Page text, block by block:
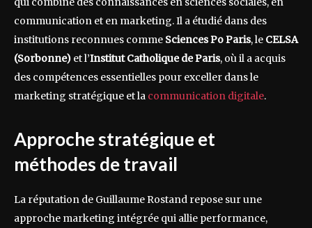
communication et en marketing. Il a étudié dans des
institutions reconnues comme Sciences Po Paris, le CELSA
(Sorbonne) et l’Institut Catholique de Paris, où il a acquis
des compétences essentielles pour exceller dans le
marketing stratégique et la communication digitale.
Approche stratégique et
méthodes de travail
La réputation de Guillaume Rostand repose sur une
approche marketing intégrée qui allie performance,